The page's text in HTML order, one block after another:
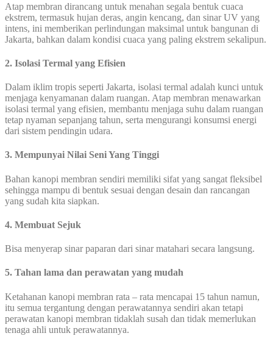
Atap membran dirancang untuk menahan segala bentuk cuaca
ekstrem, termasuk hujan deras, angin kencang, dan sinar UV yang
intens, ini memberikan perlindungan maksimal untuk bangunan di
Jakarta, bahkan dalam kondisi cuaca yang paling ekstrem sekalipun.
2. Isolasi Termal yang Efisien
Dalam iklim tropis seperti Jakarta, isolasi termal adalah kunci untuk
menjaga kenyamanan dalam ruangan. Atap membran menawarkan
isolasi termal yang efisien, membantu menjaga suhu dalam ruangan
tetap nyaman sepanjang tahun, serta mengurangi konsumsi energi
dari sistem pendingin udara.
3. Mempunyai Nilai Seni Yang Tinggi
Bahan kanopi membran sendiri memiliki sifat yang sangat fleksibel
sehingga mampu di bentuk sesuai dengan desain dan rancangan
yang sudah kita siapkan.
4. Membuat Sejuk
Bisa menyerap sinar paparan dari sinar matahari secara langsung.
5. Tahan lama dan perawatan yang mudah
Ketahanan kanopi membran rata – rata mencapai 15 tahun namun,
itu semua tergantung dengan perawatannya sendiri akan tetapi
perawatan kanopi membran tidaklah susah dan tidak memerlukan
tenaga ahli untuk perawatannya.